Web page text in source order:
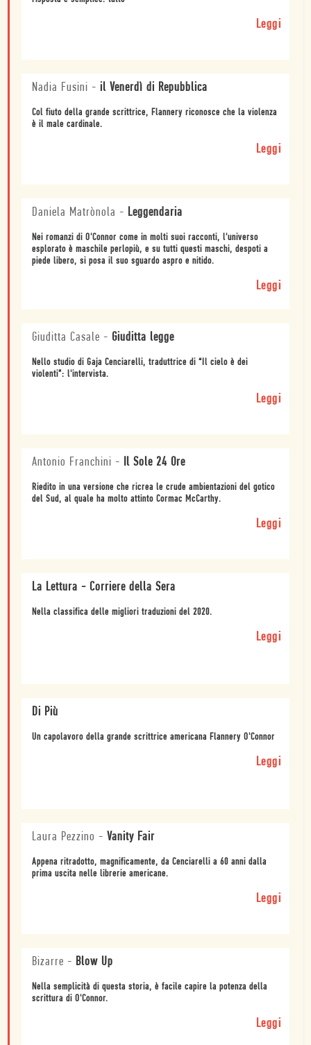
Leggi
Nadia Fusini - il Venerdì di Repubblica
Col fiuto della grande scrittrice, Flannery riconosce che la violenza
è il male cardinale.
Leggi
Daniela Matrònola - Leggendaria
Nei romanzi di O'Connor come in molti suoi racconti, l'universo
esplorato è maschile perlopiù, e su tutti questi maschi, despoti a
piede libero, si posa il suo sguardo aspro e nitido.
Leggi
Giuditta Casale - Giuditta legge
Nello studio di Gaja Cenciarelli, traduttrice di “Il cielo è dei
violenti”: l'intervista.
Leggi
Antonio Franchini - Il Sole 24 Ore
Riedito in una versione che ricrea le crude ambientazioni del gotico
del Sud, al quale ha molto attinto Cormac McCarthy.
Leggi
La Lettura - Corriere della Sera
Nella classifica delle migliori traduzioni del 2020.
Leggi
Di Più
Un capolavoro della grande scrittrice americana Flannery O'Connor
Leggi
Laura Pezzino - Vanity Fair
Appena ritradotto, magnificamente, da Cenciarelli a 60 anni dalla
prima uscita nelle librerie americane.
Leggi
Bizarre - Blow Up
Nella semplicità di questa storia, è facile capire la potenza della
scrittura di O'Connor.
Leggi